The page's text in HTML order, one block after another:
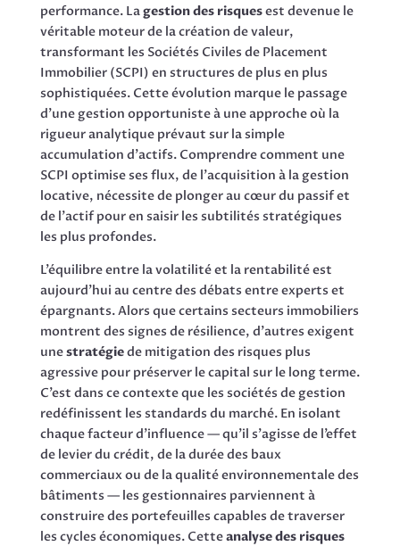
performance. Lagestion des risquesest devenue le
véritable moteur de la création de valeur,
transformant les Sociétés Civiles de Placement
Immobilier (SCPI) en structures de plus en plus
sophistiquées. Cette évolution marque le passage
d’une gestion opportuniste à une approche où la
rigueur analytique prévaut sur la simple
accumulation d’actifs. Comprendre comment une
SCPI optimise ses flux, de l’acquisition à la gestion
locative, nécessite de plonger au cœur du passif et
de l’actif pour en saisir les subtilités stratégiques
les plus profondes.
L’équilibre entre la volatilité et la rentabilité est
aujourd’hui au centre des débats entre experts et
épargnants. Alors que certains secteurs immobiliers
montrent des signes de résilience, d’autres exigent
unestratégiede mitigation des risques plus
agressive pour préserver le capital sur le long terme.
C’est dans ce contexte que les sociétés de gestion
redéfinissent les standards du marché. En isolant
chaque facteur d’influence — qu’il s’agisse de l’effet
de levier du crédit, de la durée des baux
commerciaux ou de la qualité environnementale des
bâtiments — les gestionnaires parviennent à
construire des portefeuilles capables de traverser
les cycles économiques. Cetteanalyse des risques